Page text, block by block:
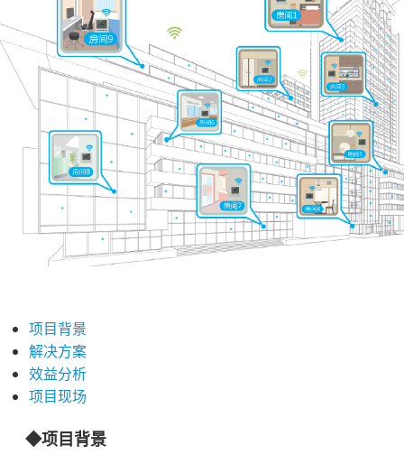
项目背景
解决方案
效益分析
项目现场
◆项目背景